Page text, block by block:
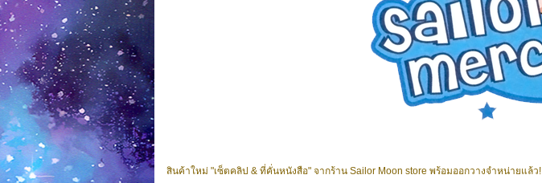
สินค้าใหม่ "เซ็ตคลิป & ที่คั่นหนังสือ" จากร้าน Sailor Moon store พร้อมออกวางจำหน่ายแล้ว!